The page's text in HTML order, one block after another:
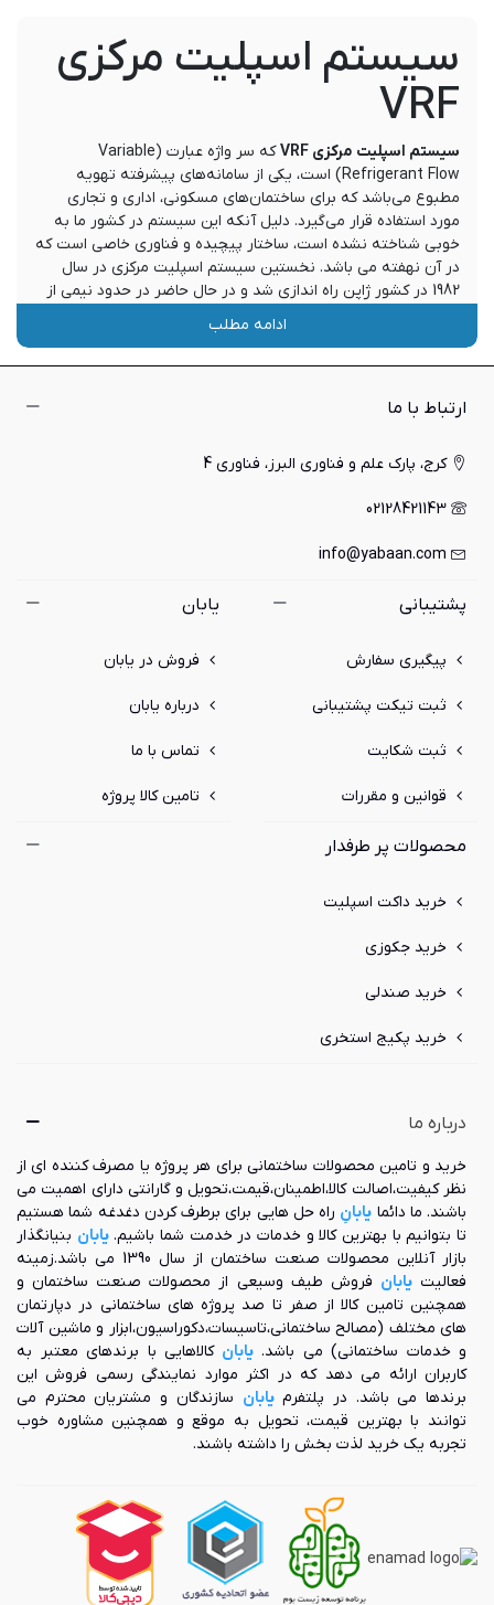
سیستم اسپلیت مرکزی
VRF
سیستم اسپلیت مرکزی VRF
که سر واژه عبارت (Variable
Refrigerant Flow) است، یکی از سامانه‌های پیشرفته تهویه
مطبوع می‌باشد که برای ساختمان‌های مسکونی، اداری و تجاری
مورد استفاده قرار می‌گیرد. دلیل آنکه این سیستم در کشور ما به
خوبی شناخته نشده است، ساختار پیچیده و فناوری خاصی است که
در آن نهفته می باشد. نخستین سیستم اسپلیت مرکزی در سال
1982 در کشور ژاپن راه اندازی شد و در حال حاضر در حدود نیمی از
ساختمان‌های اداری و 35 درصد از ساختمان‌های بزرگ تجاری این
کشور مجهز به VRF هستند. امروزه هیچ تولید کننده داخلی در
کشور ما برای وی آر اف وجود ندارد و تمامی برندهای موجود در بازار
مورد ویژگی‌ها، مزایا، معایب و نکات ضروری مربوط به سامانه‌های
سیستم وی آر اف
این سیستم شامل یک یونیت خارجی است که در محیط باز قرار
می‌گیرد و چندین یونیت داخلی یا هوارسان دارد که در داخل
ساختمان و در فضاهای گوناگون قرار می‌گیرند. یونیت خارجی
آر اف نیز می‌تواند شامل اواپراتور با لوله‌های مسی و فین
هوزینگ بلوور فن و بدنه باشد که به صورت سقفی توکار و یا روکار
می‌شود.
در سامانه وی آر اف، ابتدا مایع خنک کننده حاصل از چگالش در
داخل ساختمان می‌شود و پس از عبور از شیر انبساط، به کویل
سرمایش وارد می‌شود. از سوی دیگر هوای ورودی به یونیت داخلی
که از هوای داخل اتاق مکیده شده است، از روی کویل خنک شده
عبور داده می‌شود و پس از کاهش دما دوباره وارد اتاق می‌شود.
بدین ترتیب در سامانه وی‌آر‌اف نیز از سیکل خنک کننده تراکمی
بخار (مبتنی بر چرخه کارنو) استفاده می‌شود. در این فناوری، به
دلیل استفاده از کمپرسورهای دیجیتالی یا کمپرسورهای اسکرال
اینورتردار، حجم جریان خنک کننده ورودی به کویل یونیت‌های
داخلی می‌تواند تغییر کند. از همین رو، با تغییر حجم جریان خنک
کننده می‌توان به راحتی امکان کنترل دمای هر فضا به صورت
جداگانه را به وجود آورد.
سیستم‌ گرمایش وی آر اف
یکی دیگر از ویژگی‌های سیستم‌های VRF این است که می‌توانند به
طور همزمان با سیستم سرمایش، دارای سیستم گرمایش نیز باشند.
بخش گرمایش سیستم‌ وی آر اف به دو روش انجام می‌شود:
سامانه وی آر اف دو لوله‌ای یا هیت پمپ (Heat Pump)
ادامه مطلب
ارتباط با ما
کرج، پارک علم و فناوری البرز، فناوری 4
02128421143
info@yabaan.com
پشتیبانی
پیگیری سفارش
ثبت تیکت پشتیبانی
ثبت شکایت
قوانین و مقررات
یابان
فروش در یابان
درباره یابان
تماس با ما
تامین کالا پروژه
محصولات پر طرفدار
خرید داکت اسپلیت
خرید جکوزی
خرید صندلی
خرید پکیج استخری
درباره ما
خرید و تامین محصولات ساختمانی برای هر پروژه یا مصرف کننده ای از
نظر کیفیت،اصالت کالا،اطمینان،قیمت،تحویل و گارانتی دارای اهمیت می
باشند. ما دائما یابانِ راه حل هایی برای برطرف کردن دغدغه شما هستیم
تا بتوانیم با بهترین کالا و خدمات در خدمت شما باشیم.یابان بنیانگذار
بازار آنلاین محصولات صنعت ساختمان از سال 1390 می باشد.زمینه
فعالیتیابان فروش طیف وسیعی از محصولات صنعت ساختمان و
همچنین تامین کالا از صفر تا صد پروژه های ساختمانی در دپارتمان
های مختلف (مصالح ساختمانی،تاسیسات،دکوراسیون،ابزار و ماشین آلات
و خدمات ساختمانی) می باشد.یابان کالاهایی با برندهای معتبر به
کاربران ارائه می دهد که در اکثر موارد نمایندگی رسمی فروش این
برندها می باشد. در پلتفرمیابان سازندگان و مشتریان محترم می
توانند با بهترین قیمت، تحویل به موقع و همچنین مشاوره خوب
تجربه یک خرید لذت بخش را داشته باشند.